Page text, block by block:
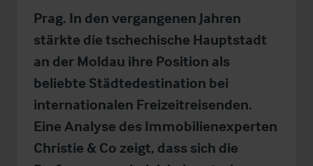
Prag. In den vergangenen Jahren
stärkte die tschechische Hauptstadt
an der Moldau ihre Position als
beliebte Städtedestination bei
internationalen Freizeitreisenden.
Eine Analyse des Immobilienexperten
Christie & Co zeigt, dass sich die